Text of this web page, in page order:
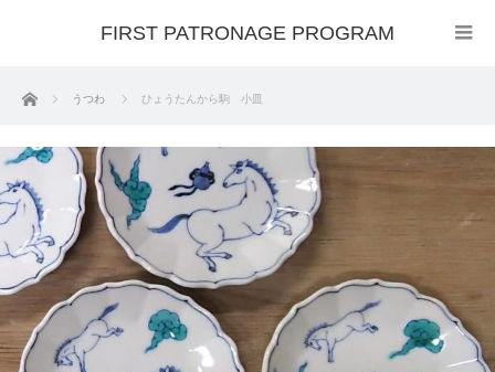
FIRST PATRONAGE PROGRAM
ホーム うつわ ひょうたんから駒 小皿